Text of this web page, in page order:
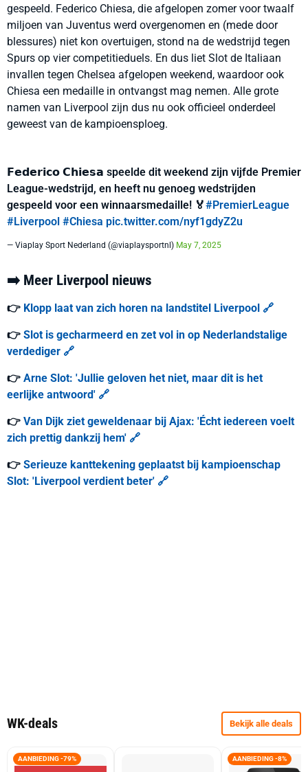
gespeeld. Federico Chiesa, die afgelopen zomer voor twaalf
miljoen van Juventus werd overgenomen en (mede door
blessures) niet kon overtuigen, stond na de wedstrijd tegen
Spurs op vier competitieduels. En dus liet Slot de Italiaan
invallen tegen Chelsea afgelopen weekend, waardoor ook
Chiesa een medaille in ontvangst mag nemen. Alle grote
namen van Liverpool zijn dus nu ook officieel onderdeel
geweest van de kampioensploeg.
𝗙𝗲𝗱𝗲𝗿𝗶𝗰𝗼 𝗖𝗵𝗶𝗲𝘀𝗮 speelde dit weekend zijn vijfde Premier
League-wedstrijd, en heeft nu genoeg wedstrijden
gespeeld voor een winnaarsmedaille! 🏅#PremierLeague
#Liverpool #Chiesa pic.twitter.com/nyf1gdyZ2u
— Viaplay Sport Nederland (@viaplaysportnl) May 7, 2025
➡️ Meer Liverpool nieuws
👉 Klopp laat van zich horen na landstitel Liverpool 🔗
👉 Slot is gecharmeerd en zet vol in op Nederlandstalige
verdediger 🔗
👉 Arne Slot: 'Jullie geloven het niet, maar dit is het
eerlijke antwoord' 🔗
👉 Van Dijk ziet geweldenaar bij Ajax: 'Écht iedereen voelt
zich prettig dankzij hem' 🔗
👉 Serieuze kanttekening geplaatst bij kampioenschap
Slot: 'Liverpool verdient beter' 🔗
WK-deals Bekijk alle deals
AANBIEDING -79% AANBIEDING -8%